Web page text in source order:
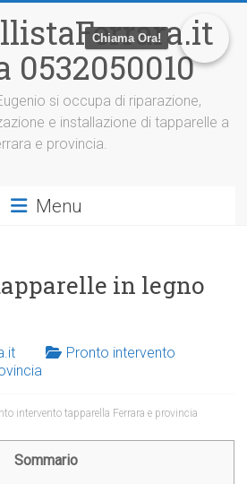
0532050010
si occupa di riparazione,
e installazione di tapparelle a
e provincia.
Menu
in legno
Pronto intervento
intervento tapparella Ferrara e provincia
Sommario
Chiama Ora!